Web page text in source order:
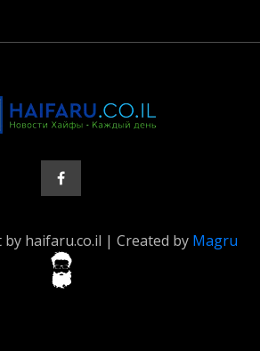
haifaru.co.il | Created by Magru